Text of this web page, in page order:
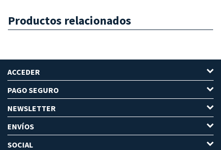
Productos relacionados
ACCEDER
PAGO SEGURO
NEWSLETTER
ENVÍOS
SOCIAL